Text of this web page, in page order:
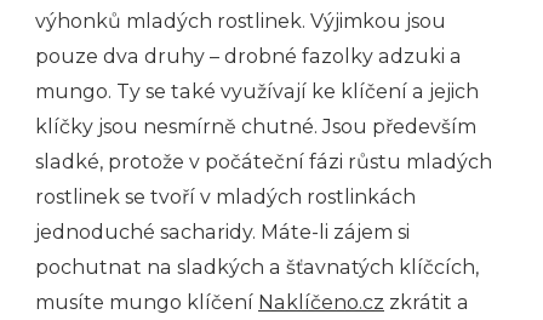
výhonků mladých rostlinek. Výjimkou jsou
pouze dva druhy – drobné fazolky adzuki a
mungo. Ty se také využívají ke klíčení a jejich
klíčky jsou nesmírně chutné. Jsou především
sladké, protože v počáteční fázi růstu mladých
rostlinek se tvoří v mladých rostlinkách
jednoduché sacharidy. Máte-li zájem si
pochutnat na sladkých a šťavnatých klíčcích,
musíte mungo klíčení Naklíčeno.cz zkrátit a